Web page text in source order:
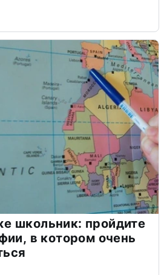
школьник: пройдите
в котором очень